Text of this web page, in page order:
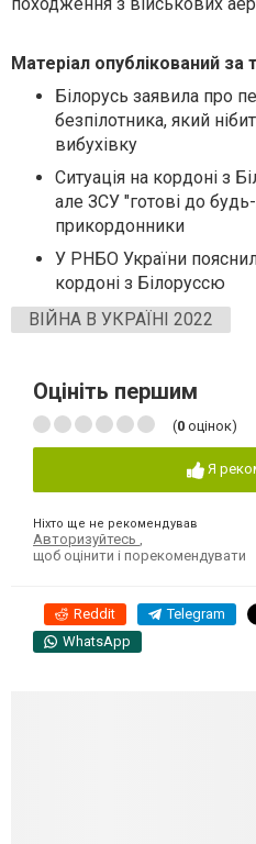
Матеріал опублікований за
Білорусь заявила про
безпілотника, який
вибухівку
Ситуація на кордоні з
але ЗСУ "готові до
прикордонники
У РНБО України
кордоні з Білоруссю
ВІЙНА В УКРАЇНІ 2022
Оцініть першим
(0 оцінок)
Я
Ніхто ще не рекомендував
Авторизуйтесь
щоб оцінити і порекомендувати
Reddit Telegram
WhatsApp